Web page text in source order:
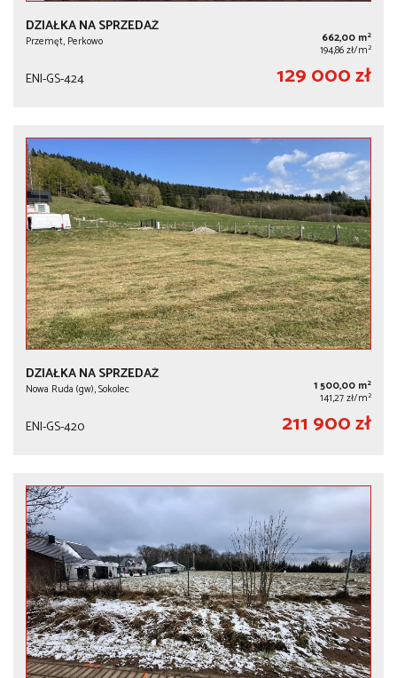
DZIAŁKA NA SPRZEDAŻ
Przemęt, Perkowo 662,00 m2
194,86 zł/m2
ENI-GS-424 129 000 zł
DZIAŁKA NA SPRZEDAŻ
Nowa Ruda (gw), Sokolec 1 500,00 m2
141,27 zł/m2
ENI-GS-420 211 900 zł